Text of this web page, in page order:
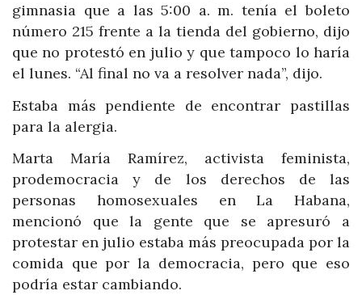
gimnasia que a las 5:00 a. m. tenía el boleto
número 215 frente a la tienda del gobierno, dijo
que no protestó en julio y que tampoco lo haría
el lunes. “Al final no va a resolver nada”, dijo.
Estaba más pendiente de encontrar pastillas
para la alergia.
Marta María Ramírez, activista feminista,
prodemocracia y de los derechos de las
personas homosexuales en La Habana,
mencionó que la gente que se apresuró a
protestar en julio estaba más preocupada por la
comida que por la democracia, pero que eso
podría estar cambiando.